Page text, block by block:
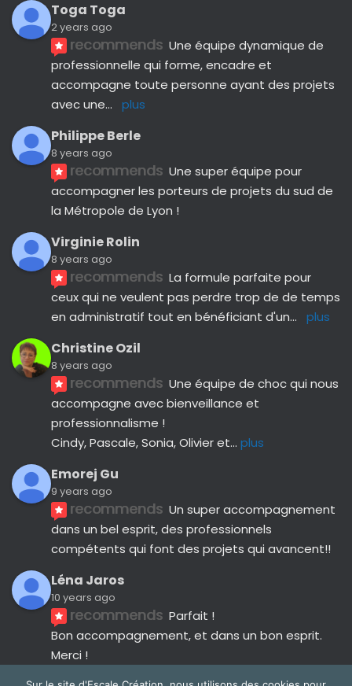
Toga Toga
2 years ago
recommends Une équipe dynamique de
professionnelle qui forme, encadre et
accompagne toute personne ayant des projets
avec une... plus
Philippe Berle
8 years ago
recommends Une super équipe pour
accompagner les porteurs de projets du sud de
la Métropole de Lyon !
Virginie Rolin
8 years ago
recommends La formule parfaite pour
ceux qui ne veulent pas perdre trop de de temps
en administratif tout en bénéficiant d'un... plus
Christine Ozil
8 years ago
recommends Une équipe de choc qui nous
accompagne avec bienveillance et
professionnalisme !
Cindy, Pascale, Sonia, Olivier et... plus
Emorej Gu
9 years ago
recommends Un super accompagnement
dans un bel esprit, des professionnels
compétents qui font des projets qui avancent!!
Léna Jaros
10 years ago
recommends Parfait !
Bon accompagnement, et dans un bon esprit.
Merci !